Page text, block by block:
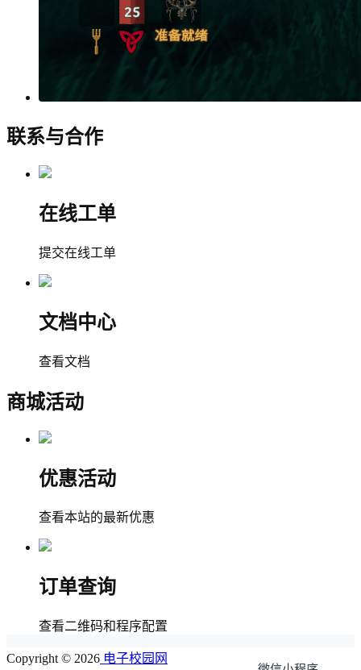
联系与合作
在线工单
提交在线工单
文档中心
查看文档
商城活动
优惠活动
查看本站的最新优惠
订单查询
查看二维码和程序配置
Copyright © 2026 电子校园网